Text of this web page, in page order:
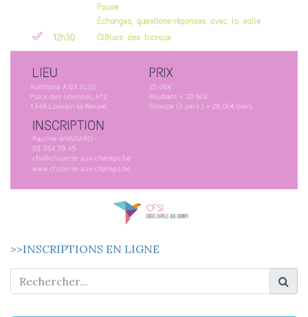
>>INSCRIPTIONS EN LIGNE